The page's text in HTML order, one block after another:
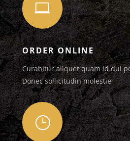

ORDER ONLINE
Curabitur aliquet quam id dui
Donec sollicitudin molestie
}